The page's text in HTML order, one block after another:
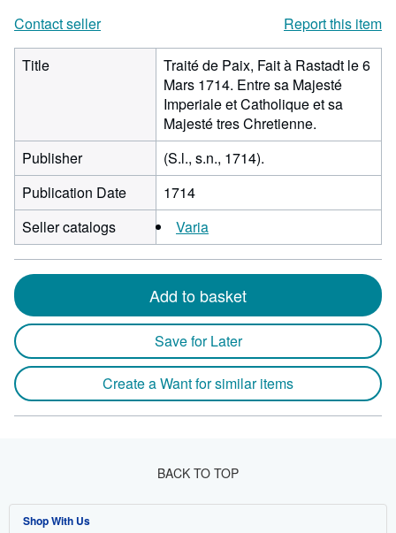
Contact seller
Report this item
Title
Traité de Paix, Fait à Rastadt le 6
Mars 1714. Entre sa Majesté
Imperiale et Catholique et sa
Majesté tres Chretienne.
Publisher
(S.l., s.n., 1714).
Publication Date
1714
Seller catalogs
Varia
Add to basket
Save for Later
Create a Want for similar items
BACK TO TOP
Shop With Us